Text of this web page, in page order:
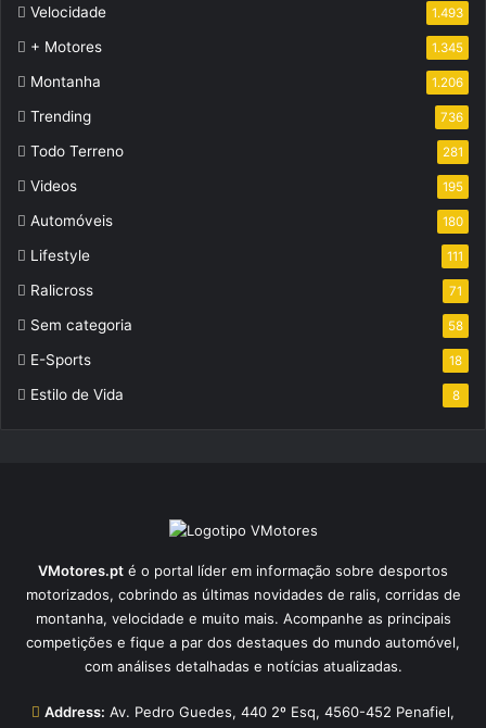
Velocidade 1.493
+ Motores 1.345
Montanha 1.206
Trending 736
Todo Terreno 281
Videos 195
Automóveis 180
Lifestyle 111
Ralicross 71
Sem categoria 58
E-Sports 18
Estilo de Vida 8
VMotores.pt é o portal líder em informação sobre desportos
motorizados, cobrindo as últimas novidades de ralis, corridas de
montanha, velocidade e muito mais. Acompanhe as principais
competições e fique a par dos destaques do mundo automóvel,
com análises detalhadas e notícias atualizadas.
Address: Av. Pedro Guedes, 440 2º Esq, 4560-452 Penafiel,